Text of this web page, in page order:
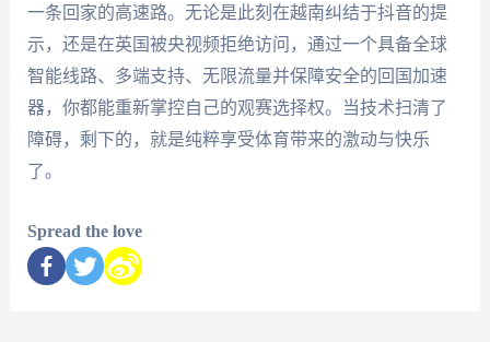
一条回家的高速路。无论是此刻在越南纠结于抖音的提
示，还是在英国被央视频拒绝访问，通过一个具备全球
智能线路、多端支持、无限流量并保障安全的回国加速
器，你都能重新掌控自己的观赛选择权。当技术扫清了
障碍，剩下的，就是纯粹享受体育带来的激动与快乐
了。
Spread the love